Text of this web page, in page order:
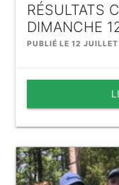
RÉSULTATS
DIMANCHE
PUBLIÉ LE 12